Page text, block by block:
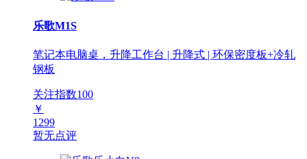
乐歌M1S
笔记本电脑桌，升降工作台 | 升降式 | 环保密度板+冷轧
钢板
关注指数100
￥
1299
暂无点评